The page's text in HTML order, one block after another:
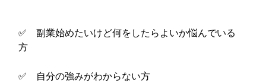
✅ 副業始めたいけど何をしたらよいか悩んでいる
方
✅ 自分の強みがわからない方